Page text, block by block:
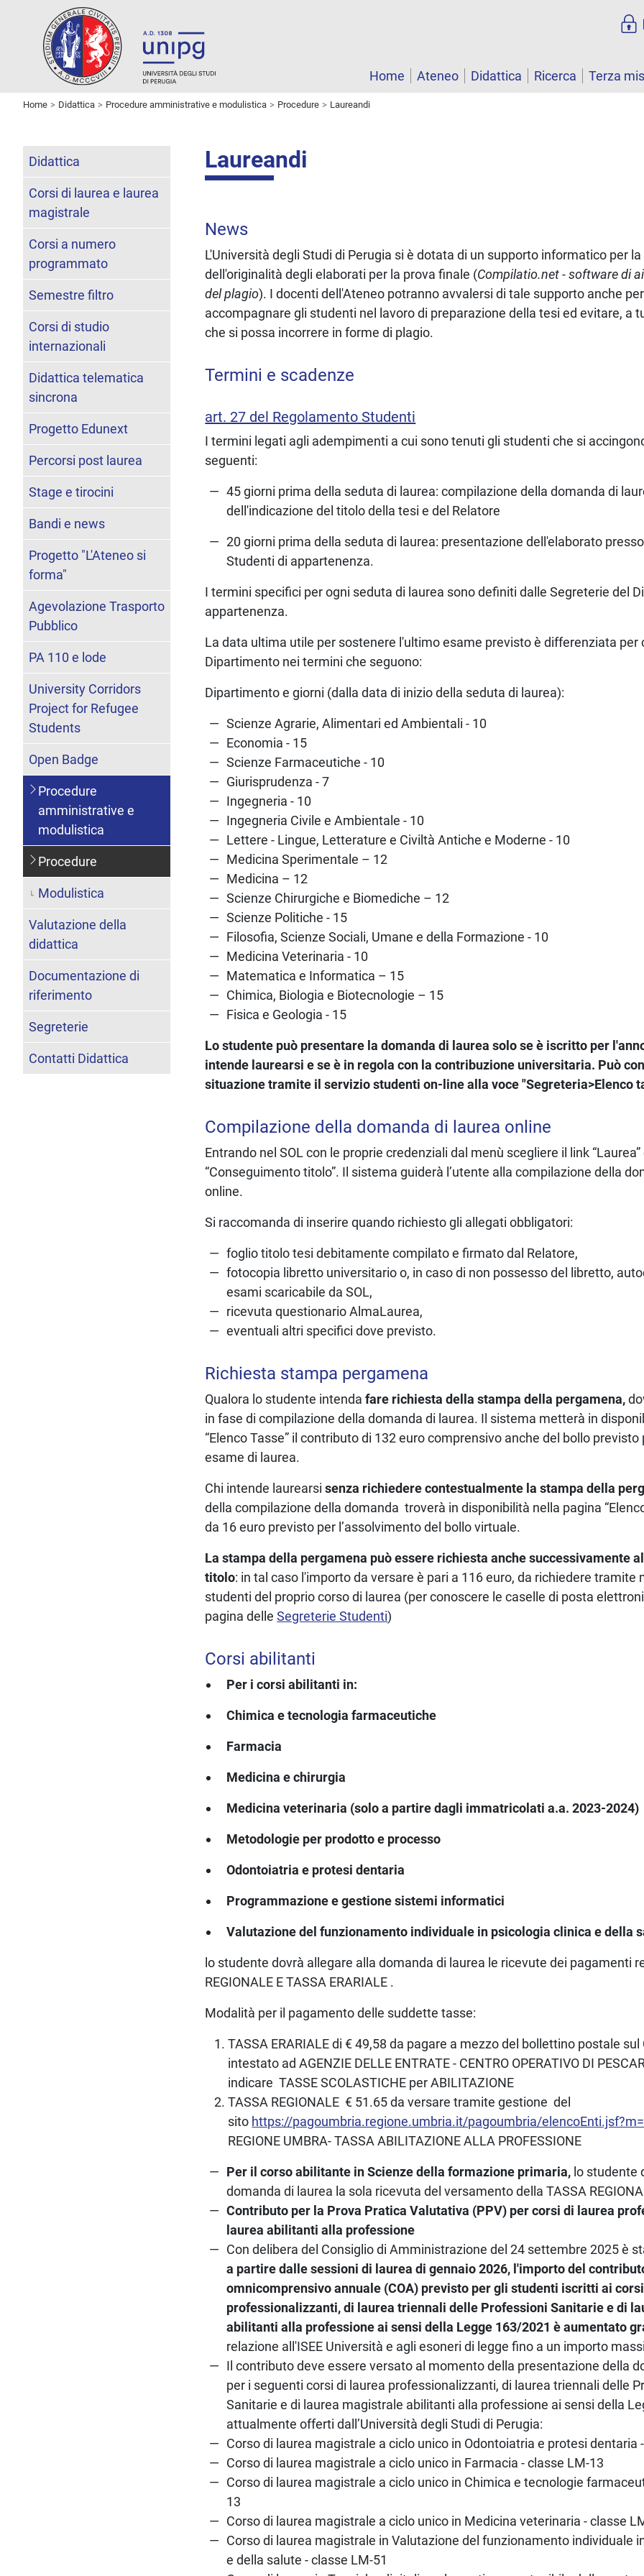
Home
Ateneo Didattica Ricerca Terza
Home Didattica Procedure amministrative e modulistica Procedure Laureandi
Laureandi
News
L'Università degli Studi di Perugia si è dotata di un supporto informatico per
dell'originalità degli elaborati per la prova finale (Compilatio.net - software di
del plagio). I docenti dell'Ateneo potranno avvalersi di tale supporto anche
accompagnare gli studenti nel lavoro di preparazione della tesi ed evitare, a
che si possa incorrere in forme di plagio.
Termini e scadenze
art. 27 del Regolamento Studenti
I termini legati agli adempimenti a cui sono tenuti gli studenti che si
seguenti:
45 giorni prima della seduta di laurea: compilazione della domanda di
dell'indicazione del titolo della tesi e del Relatore
20 giorni prima della seduta di laurea: presentazione dell'elaborato
Studenti di appartenenza.
I termini specifici per ogni seduta di laurea sono definiti dalle Segreterie del
appartenenza.
La data ultima utile per sostenere l'ultimo esame previsto è differenziata per
Dipartimento nei termini che seguono:
Dipartimento e giorni (dalla data di inizio della seduta di laurea):
Scienze Agrarie, Alimentari ed Ambientali - 10
Economia - 15
Scienze Farmaceutiche - 10
Giurisprudenza - 7
Ingegneria - 10
Ingegneria Civile e Ambientale - 10
Lettere - Lingue, Letterature e Civiltà Antiche e Moderne - 10
Medicina Sperimentale – 12
Medicina – 12
Scienze Chirurgiche e Biomediche – 12
Scienze Politiche - 15
Filosofia, Scienze Sociali, Umane e della Formazione - 10
Medicina Veterinaria - 10
Matematica e Informatica – 15
Chimica, Biologia e Biotecnologie – 15
Fisica e Geologia - 15
Lo studente può presentare la domanda di laurea solo se è iscritto per
intende laurearsi e se è in regola con la contribuzione universitaria. Può
situazione tramite il servizio studenti on-line alla voce "Segreteria>Elenco
Compilazione della domanda di laurea online
Entrando nel SOL con le proprie credenziali dal menù scegliere il link
“Conseguimento titolo”. Il sistema guiderà l’utente alla compilazione della
online.
Si raccomanda di inserire quando richiesto gli allegati obbligatori:
foglio titolo tesi debitamente compilato e firmato dal Relatore,
fotocopia libretto universitario o, in caso di non possesso del libretto,
esami scaricabile da SOL,
ricevuta questionario AlmaLaurea,
eventuali altri specifici dove previsto.
Richiesta stampa pergamena
Qualora lo studente intendafare richiesta della stampa della pergamena,
in fase di compilazione della domanda di laurea. Il sistema metterà in
“Elenco Tasse” il contributo di 132 euro comprensivo anche del bollo
esame di laurea.
Chi intende laurearsisenza richiedere contestualmente la stampa della
della compilazione della domanda troverà in disponibilità nella pagina
da 16 euro previsto per l’assolvimento del bollo virtuale.
La stampa della pergamena può essere richiesta anche successivamente
titolo: in tal caso l'importo da versare è pari a 116 euro, da richiedere tramite
studenti del proprio corso di laurea (per conoscere le caselle di posta
pagina delleSegreterie Studenti)
Corsi abilitanti
Per i corsi abilitanti in:
Chimica e tecnologia farmaceutiche
Farmacia
Medicina e chirurgia
Medicina veterinaria (solo a partire dagli immatricolati a.a. 2023-2024)
Metodologie per prodotto e processo
Odontoiatria e protesi dentaria
Programmazione e gestione sistemi informatici
Valutazione del funzionamento individuale in psicologia clinica e della
lo studente dovrà allegare alla domanda di laurea le ricevute dei pagamenti
REGIONALE E TASSA ERARIALE .
Modalità per il pagamento delle suddette tasse:
TASSA ERARIALE di € 49,58 da pagare a mezzo del bollettino postale
intestato ad AGENZIE DELLE ENTRATE - CENTRO OPERATIVO DI
indicare TASSE SCOLASTICHE per ABILITAZIONE
TASSA REGIONALE € 51.65 da versare tramite gestione del
sito https://pagoumbria.regione.umbria.it/pagoumbria/
REGIONE UMBRA- TASSA ABILITAZIONE ALLA PROFESSIONE
Per il corso abilitante in Scienze della formazione primaria, lo studente
domanda di laurea la sola ricevuta del versamento della TASSA
Contributo per la Prova Pratica Valutativa (PPV) per corsi di laurea
laurea abilitanti alla professione
Con delibera del Consiglio di Amministrazione del 24 settembre 2025 è
a partire dalle sessioni di laurea di gennaio 2026, l'importo del
omnicomprensivo annuale (COA) previsto per gli studenti iscritti ai
professionalizzanti, di laurea triennali delle Professioni Sanitarie e di
abilitanti alla professione ai sensi della Legge 163/2021 è aumentato
relazione all'ISEE Università e agli esoneri di legge fino a un importo
Il contributo deve essere versato al momento della presentazione della
per i seguenti corsi di laurea professionalizzanti, di laurea triennali delle
Sanitarie e di laurea magistrale abilitanti alla professione ai sensi della
attualmente offerti dall’Università degli Studi di Perugia:
Corso di laurea magistrale a ciclo unico in Odontoiatria e protesi dentaria
Corso di laurea magistrale a ciclo unico in Farmacia - classe LM-13
Corso di laurea magistrale a ciclo unico in Chimica e tecnologie
13
Corso di laurea magistrale a ciclo unico in Medicina veterinaria - classe
Corso di laurea magistrale in Valutazione del funzionamento individuale
e della salute - classe LM-51
Didattica
Corsi di laurea e laurea
magistrale
Corsi a numero
programmato
Semestre filtro
Corsi di studio
internazionali
Didattica telematica
sincrona
Progetto Edunext
Percorsi post laurea
Stage e tirocini
Bandi e news
Progetto "L'Ateneo si
forma"
Agevolazione Trasporto
Pubblico
PA 110 e lode
University Corridors
Project for Refugee
Students
Open Badge
Procedure
amministrative e
modulistica
Procedure
Modulistica
Valutazione della
didattica
Documentazione di
riferimento
Segreterie
Contatti Didattica